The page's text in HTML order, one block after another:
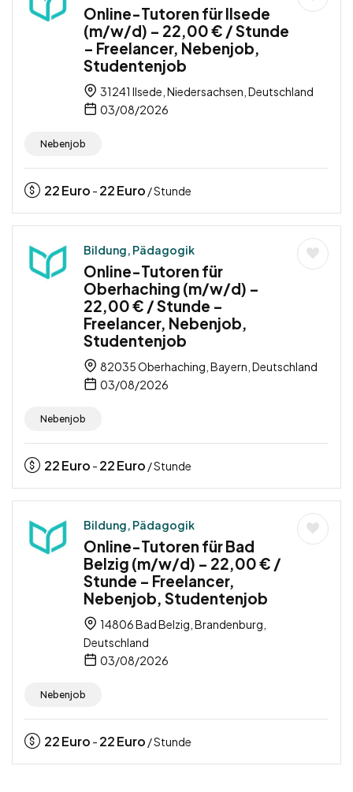
Online-Tutoren für Ilsede
(m/w/d) – 22,00 € / Stunde
– Freelancer, Nebenjob,
Studentenjob
31241 Ilsede, Niedersachsen, Deutschland
03/08/2026
Nebenjob
22Euro - 22Euro / Stunde
Bildung, Pädagogik
Online-Tutoren für
Oberhaching (m/w/d) –
22,00 € / Stunde –
Freelancer, Nebenjob,
Studentenjob
82035 Oberhaching, Bayern, Deutschland
03/08/2026
Nebenjob
22Euro - 22Euro / Stunde
Bildung, Pädagogik
Online-Tutoren für Bad
Belzig (m/w/d) – 22,00 € /
Stunde – Freelancer,
Nebenjob, Studentenjob
14806 Bad Belzig, Brandenburg,
Deutschland
03/08/2026
Nebenjob
22Euro - 22Euro / Stunde